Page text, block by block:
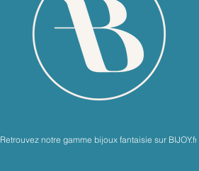
Retrouvez notre gamme bijoux fantaisie sur BIJOY.fr